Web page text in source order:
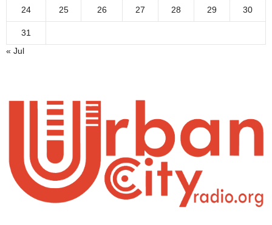
24 25 26 27 28 29 30
31
« Jul